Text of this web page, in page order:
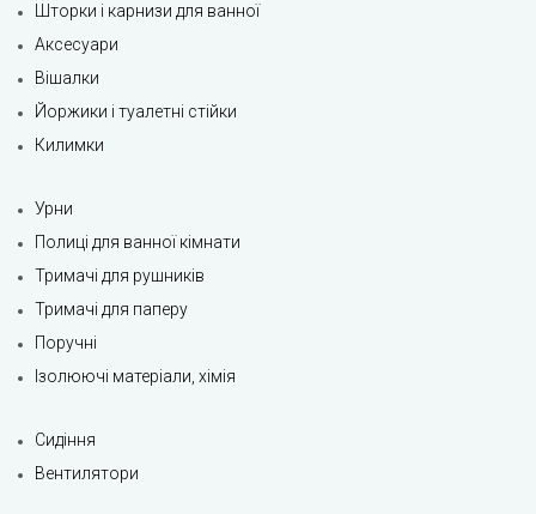
Шторки і карнизи для ванної
Аксесуари
Вішалки
Йоржики і туалетні стійки
Килимки
Урни
Полиці для ванної кімнати
Тримачі для рушників
Тримачі для паперу
Поручні
Ізолюючі матеріали, хімія
Сидіння
Вентилятори